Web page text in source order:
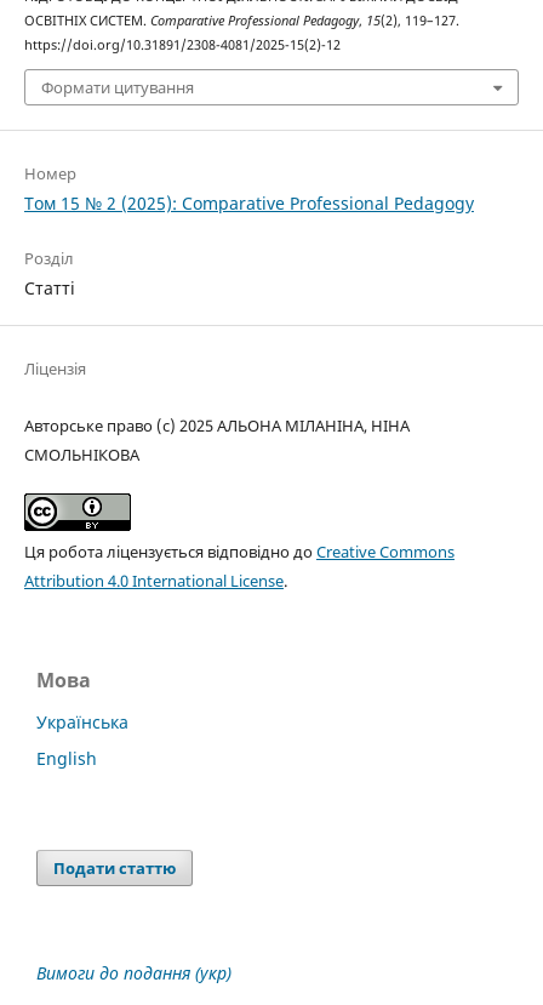
ОСВІТНІХ СИСТЕМ. Comparative Professional Pedagogy, 15(2), 119–127.
https://doi.org/10.31891/2308-4081/2025-15(2)-12
Формати цитування
Номер
Том 15 № 2 (2025): Comparative Professional Pedagogy
Розділ
Статті
Ліцензія
Авторське право (c) 2025 АЛЬОНА МІЛАНІНА, НІНА
СМОЛЬНІКОВА
Ця робота ліцензується відповідно доCreative Commons
Attribution 4.0 International License.
Мова
Українська
English
Подати статтю
Вимоги до подання (укр)